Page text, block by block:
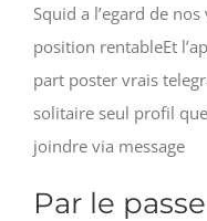
Squid a l’egard de
position rentableEt
part poster vrais
solitaire seul profil
joindre via message
Par le